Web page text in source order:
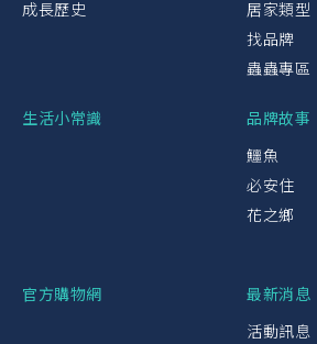
成長歷史
居家類型
找品牌
蟲蟲專區
生活小常識
品牌故事
鱷魚
必安住
花之鄉
官方購物網
最新消息
活動訊息